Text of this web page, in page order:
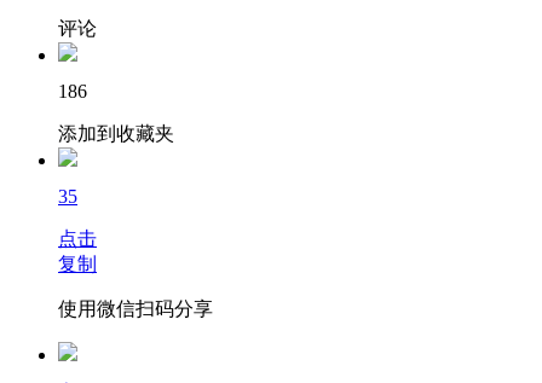
评论
186
添加到收藏夹
35
点击
复制
使用微信扫码分享